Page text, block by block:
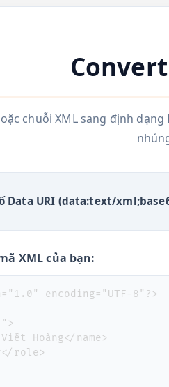
chuỗi XML sang định
Data URI (data:text/
XML của bạn: